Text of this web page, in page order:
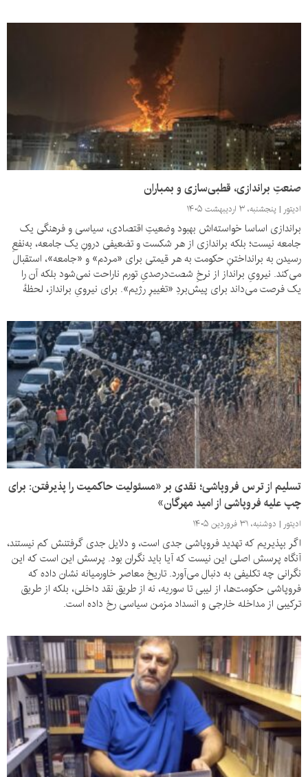
صنعتِ براندازی، قطبی‌سازی و بمباران
ادیتور پنجشنبه، ۳ اردیبهشت ۱۴۰۵
براندازی اساسا خواسته‌اش بهبود وضعیتِ اقتصادی، سیاسی و فرهنگی یک
جامعه نیست؛ بلکه براندازی از هر شکست و تضعیفی درونِ یک جامعه، به‌نفعِ
رسیدن به برانداختنِ حکومت به هر قیمتی برای «مردم» و «جامعه»، استقبال
می‌کند. نیرویِ برانداز از نرخِ شصت‌درصدیِ تورم ناراحت نمی‌شود بلکه آن را
یک فرصت می‌داند برای پیش‌بردِ «تغییرِ رژیم». برای نیرویِ برانداز، لحظهٔ
مناسب برای باز کردنِ پایِ قدرت‌های خارجی به درون کشور است.
تسلیم از ترس فروپاشی؛ نقدی بر «مسئولیت حاکمیت را پذیرفتن: برای
چپ علیه فروپاشی از امید مهرگان»
ادیتور دوشنبه، ۳۱ فروردین ۱۴۰۵
اگر بپذیریم که تهدید فروپاشی جدی است، و دلایل جدی گرفتنش کم نیستند،
آنگاه پرسش اصلی این نیست که آیا باید نگران بود. پرسش این است که این
نگرانی چه تکلیفی به دنبال می‌آورد. تاریخ معاصر خاورمیانه نشان داده که
فروپاشی حکومت‌ها، از لیبی تا سوریه، نه از طریق نقد داخلی، بلکه از طریق
ترکیبی از مداخله خارجی و انسداد مزمن سیاسی رخ داده است.